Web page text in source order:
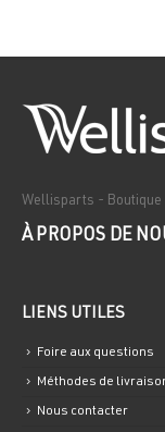
Wellisparts - Boutique
À PROPOS DE
LIENS UTILES
Foire aux questions
Méthodes de
Nous contacter